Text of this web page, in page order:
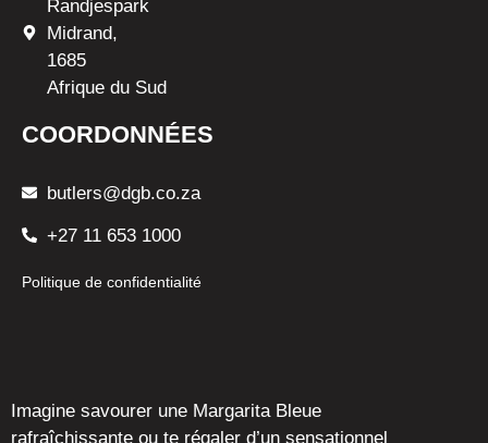
Imagine savourer une Margarita Bleue
rafraîchissante ou te régaler d’un sensationnel
Randjespark
Midrand,
1685
Afrique du Sud
COORDONNÉES
butlers@dgb.co.za
+27 11 653 1000
Politique de confidentialité